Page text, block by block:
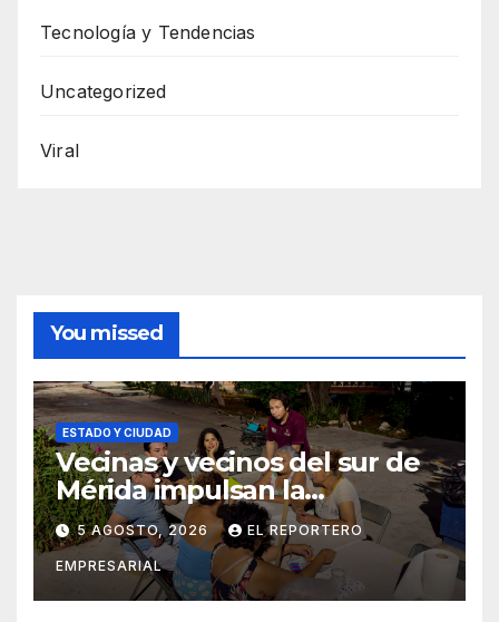
Tecnología y Tendencias
Uncategorized
Viral
You missed
ESTADO Y CIUDAD
Vecinas y vecinos del sur de
Mérida impulsan la
recuperación de espacios
comunitarios
5 AGOSTO, 2026 EL REPORTERO
EMPRESARIAL